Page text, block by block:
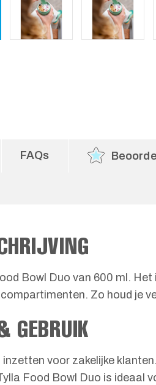
FAQs
Bowl Duo van 600 ml.
Zo houd je
GEBRUIK
voor zakelijke
Food Bowl Duo is ideaal